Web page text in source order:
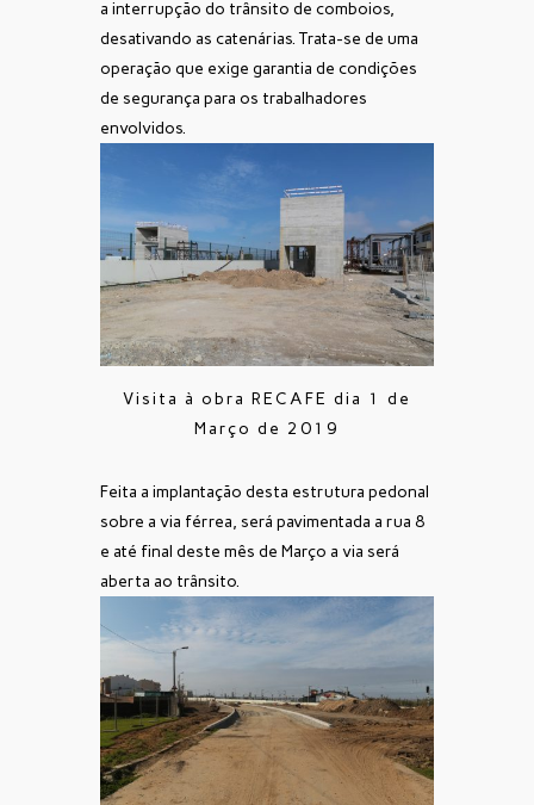
a interrupção do trânsito de comboios,
desativando as catenárias. Trata-se de uma
operação que exige garantia de condições
de segurança para os trabalhadores
envolvidos.
Visita à obra RECAFE dia 1 de
Março de 2019
Feita a implantação desta estrutura pedonal
sobre a via férrea, será pavimentada a rua 8
e até final deste mês de Março a via será
aberta ao trânsito.